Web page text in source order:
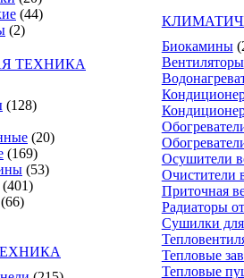
(44)
(2)
ТЕХНИКА
(128)
(20)
(169)
(53)
(401)
(66)
Биокамины
Вентиляторы
Осушители
Очистители
Приточная
Радиаторы
Сушилки
Тепловые
Тепловые